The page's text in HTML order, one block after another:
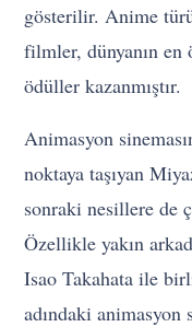
gösterilir. Anime
filmler, dünyanın
ödüller kazanmıştır.
Animasyon
noktaya taşıyan
sonraki nesillere de
Özellikle yakın
Isao Takahata ile
adındaki animasyon